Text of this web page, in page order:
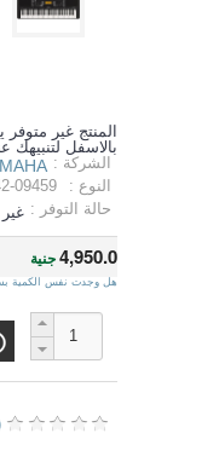
المنتج غير
بالاسفل لتنبيهك
الشركة :
النوع :
09459
حالة التوفر : غير
4,950.0جنية
هل وجدت نفس الكمية
(0